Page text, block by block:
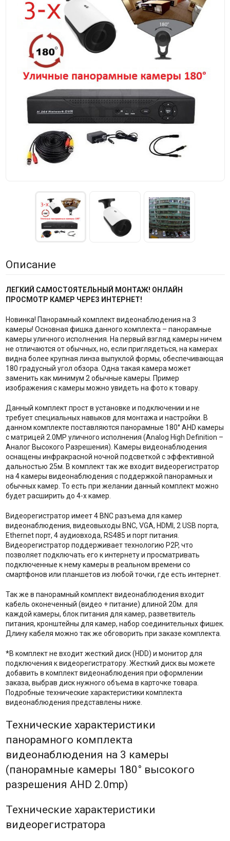
Описание
ЛЕГКИЙ САМОСТОЯТЕЛЬНЫЙ МОНТАЖ! ОНЛАЙН
ПРОСМОТР КАМЕР ЧЕРЕЗ ИНТЕРНЕТ!
Новинка! Панорамный комплект видеонаблюдения на 3
камеры! Основная фишка данного комплекта – панорамные
камеры уличного исполнения. На первый взгляд камеры ничем
не отличаются от обычных, но, если приглядеться, на камерах
видна более крупная линза выпуклой формы, обеспечивающая
180 градусный угол обзора. Одна такая камера может
заменить как минимум 2 обычные камеры. Пример
изображения с камеры можно увидеть на фото к товару.
Данный комплект прост в установке и подключении и не
требует специальных навыков для монтажа и настройки. В
данном комплекте поставляются панорамные 180° AHD камеры
с матрицей 2.0MP уличного исполнения (Analog High Definition –
Аналог Высокого Разрешения). Камеры видеонаблюдения
оснащены инфракрасной ночной подсветкой с эффективной
дальностью 25м. В комплект так же входит видеорегистратор
на 4 камеры видеонаблюдения с поддержкой панорамных и
обычных камер. То есть при желании данный комплект можно
будет расширить до 4-х камер.
Видеорегистратор имеет 4 BNC разъема для камер
видеонаблюдения, видеовыходы BNC, VGA, HDMI, 2 USB порта,
Ethernet порт, 4 аудиовхода, RS485 и порт питания.
Видеорегистратор поддерживает технологию P2P, что
позволяет подключать его к интернету и просматривать
подключенные к нему камеры в реальном времени со
смартфонов или планшетов из любой точки, где есть интернет.
Так же в панорамный комплект видеонаблюдения входит
кабель оконеченный (видео + питание) длиной 20м. для
каждой камеры, блок питания для камер, разветвитель
питания, кронштейны для камер, набор соединительных фишек.
Длину кабеля можно так же обговорить при заказе комплекта.
*В комплект не входит жесткий диск (HDD) и монитор для
подключения к видеорегистратору. Жесткий диск вы можете
добавить в комплект видеонаблюдения при оформлении
заказа, выбрав диск нужного объема в карточке товара.
Подробные технические характеристики комплекта
видеонаблюдения представлены ниже.
Технические характеристики
панорамного комплекта
видеонаблюдения на 3 камеры
(панорамные камеры 180° высокого
разрешения AHD 2.0mp)
Технические характеристики
видеорегистратора